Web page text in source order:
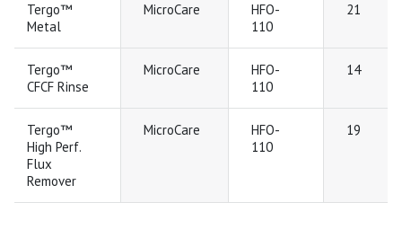
Tergo™
Metal
MicroCare
HFO-
110
21
Tergo™
CFCF Rinse
MicroCare
HFO-
110
14
Tergo™
High Perf.
Flux
Remover
MicroCare
HFO-
110
19